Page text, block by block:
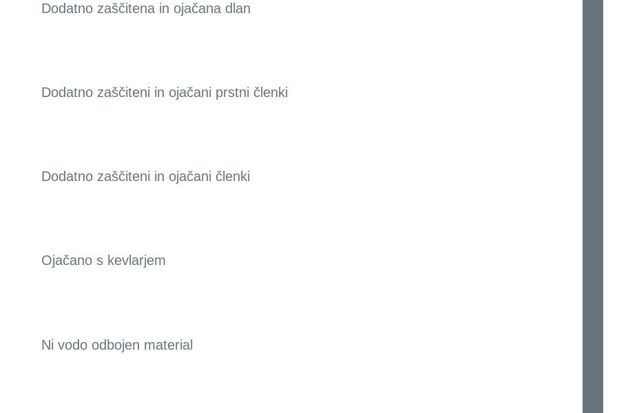
Dodatno zaščitena in ojačana dlan
Dodatno zaščiteni in ojačani prstni členki
Dodatno zaščiteni in ojačani členki
Ojačano s kevlarjem
Ni vodo odbojen material